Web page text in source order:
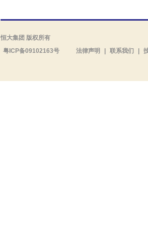
恒大集团 版权所有
粤ICP备09102163号
法律声明 联系我们